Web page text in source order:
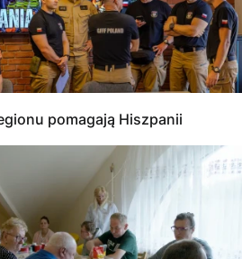
pomagają Hiszpanii